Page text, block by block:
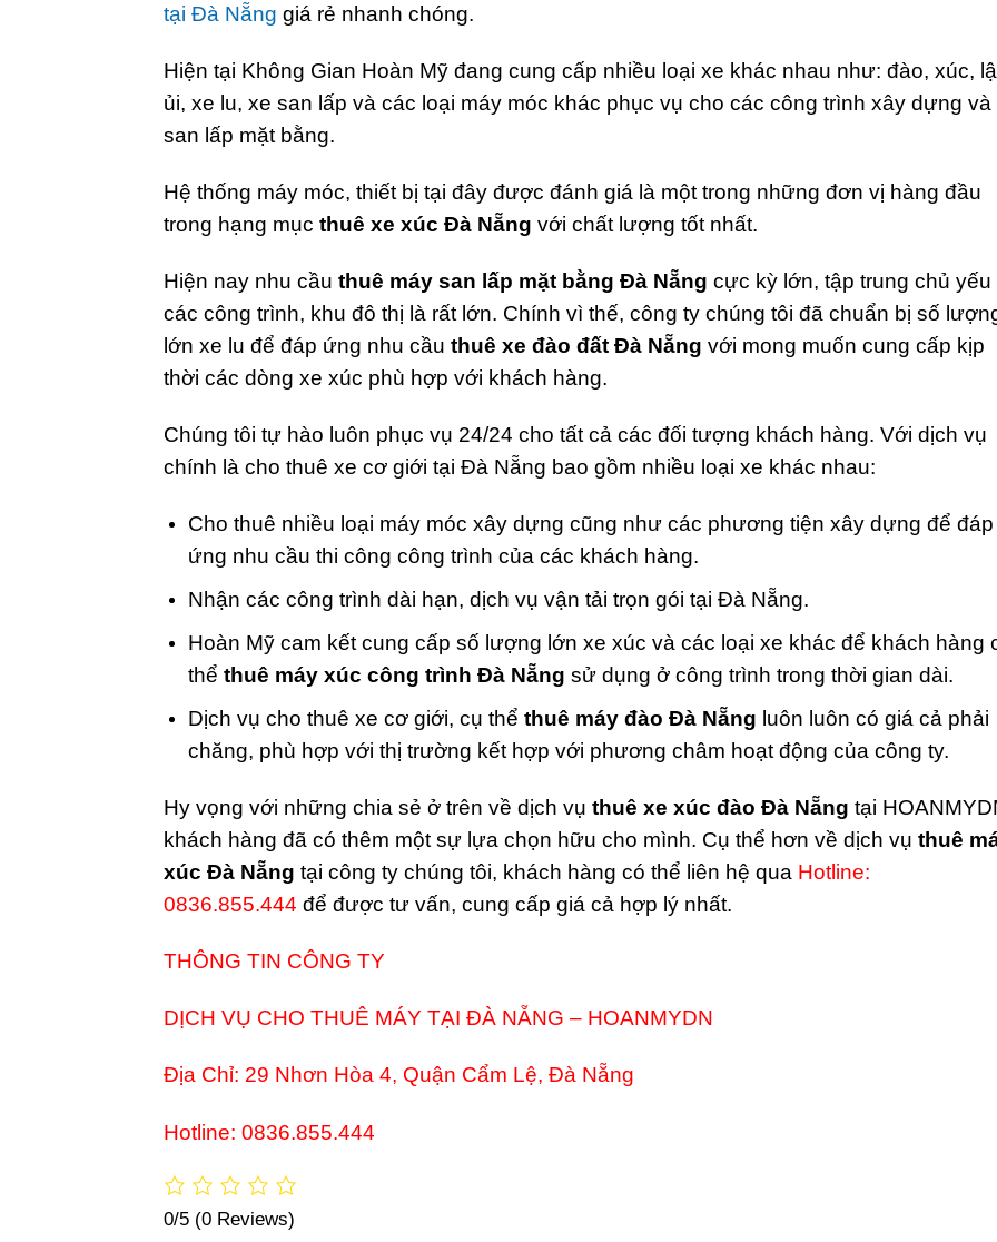
tại Đà Nẵng giá rẻ nhanh chóng.
Hiện tại Không Gian Hoàn Mỹ đang cung cấp nhiều loại xe khác nhau như: đào, xúc,
ủi, xe lu, xe san lấp và các loại máy móc khác phục vụ cho các công trình xây dựng và
san lấp mặt bằng.
Hệ thống máy móc, thiết bị tại đây được đánh giá là một trong những đơn vị hàng đầu
trong hạng mục thuê xe xúc Đà Nẵng với chất lượng tốt nhất.
Hiện nay nhu cầu thuê máy san lấp mặt bằng Đà Nẵng cực kỳ lớn, tập trung chủ yếu
các công trình, khu đô thị là rất lớn. Chính vì thế, công ty chúng tôi đã chuẩn bị số
lớn xe lu để đáp ứng nhu cầu thuê xe đào đất Đà Nẵng với mong muốn cung cấp kịp
thời các dòng xe xúc phù hợp với khách hàng.
Chúng tôi tự hào luôn phục vụ 24/24 cho tất cả các đối tượng khách hàng. Với dịch vụ
chính là cho thuê xe cơ giới tại Đà Nẵng bao gồm nhiều loại xe khác nhau:
Cho thuê nhiều loại máy móc xây dựng cũng như các phương tiện xây dựng để đáp
ứng nhu cầu thi công công trình của các khách hàng.
Nhận các công trình dài hạn, dịch vụ vận tải trọn gói tại Đà Nẵng.
Hoàn Mỹ cam kết cung cấp số lượng lớn xe xúc và các loại xe khác để khách hàng
thểthuê máy xúc công trình Đà Nẵng sử dụng ở công trình trong thời gian dài.
Dịch vụ cho thuê xe cơ giới, cụ thểthuê máy đào Đà Nẵng luôn luôn có giá cả phải
chăng, phù hợp với thị trường kết hợp với phương châm hoạt động của công ty.
Hy vọng với những chia sẻ ở trên về dịch vụ thuê xe xúc đào Đà Nẵng tại
khách hàng đã có thêm một sự lựa chọn hữu cho mình. Cụ thể hơn về dịch vụ thuê
xúc Đà Nẵng tại công ty chúng tôi, khách hàng có thể liên hệ qua Hotline:
0836.855.444 để được tư vấn, cung cấp giá cả hợp lý nhất.
THÔNG TIN CÔNG TY
DỊCH VỤ CHO THUÊ MÁY TẠI ĐÀ NẴNG – HOANMYDN
Địa Chỉ: 29 Nhơn Hòa 4, Quận Cẩm Lệ, Đà Nẵng
Hotline: 0836.855.444
0/5 (0 Reviews)